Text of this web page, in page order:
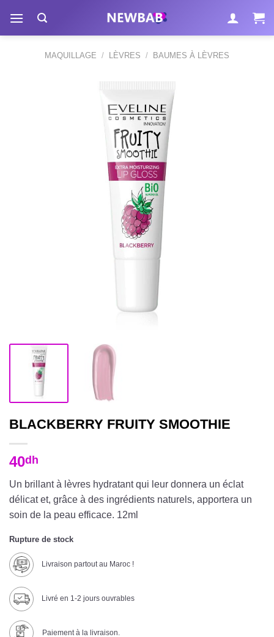
contenu
MAQUILLAGE / LÈVRES / BAUMES À LÈVRES
BLACKBERRY FRUITY SMOOTHIE
40dh
Un brillant à lèvres hydratant qui leur donnera un éclat
délicat et, grâce à des ingrédients naturels, apportera un
soin de la peau efficace. 12ml
Rupture de stock
Livraison partout au Maroc !
Livré en 1-2 jours ouvrables
Paiement à la livraison.